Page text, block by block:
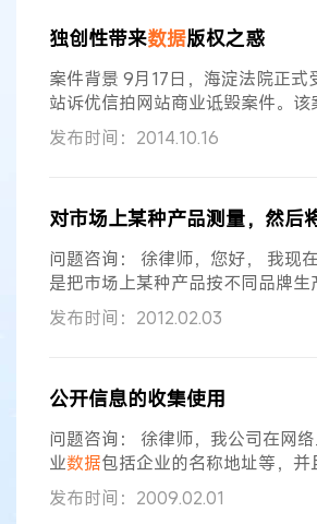
存在正当性不明、价值错位等严重
措施是保护 数据产权的工具，其正
支配力、制度有益性和所保护底层
独创性带来数据版权之惑
案件背景 9月17日，海淀法院正式
站诉优信拍网站商业诋毁案件。该
电商之间因为数据纠纷导致的商业
引发了公众关于大数据
据之争引诉讼 车易拍和优信拍“恩
样的： 8月22日，在艾瑞官方微博
种模式促进二手车电商的发展，优
发布时间：2014.10.16
对市场上某种产品测量，然后
问题咨询： 徐律师，您好， 我现
是把市场上某种产品按不同品牌生
量，然后把测量数据汇总做成
个数据 库对产品有详尽的描述，但
谢谢。 北京知识产权律师回复：
的知识产权主要包括专利、商标
等。 首先，《专利法》第十一条
发布时间：2012.02.03
公开信息的收集使用
问题咨询： 徐律师，我公司在网
业数据包括企业的名称地址等，并
改维护，请问我们能否将其用于商
北京知识产权律师回复： 您好！
发布时间：2009.02.01